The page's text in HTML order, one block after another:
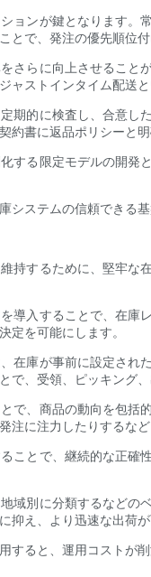
ョンが鍵となります
で、発注の優先順位
さらに向上させるこ
ストインタイム配送
期的に検査し、合意
書に返品ポリシーと
する限定モデルの開
ステムの信頼できる
持するために、堅牢
導入することで、在
定を可能にします。
在庫が事前に設定さ
、受領、ピッキング
で、商品の動向を包
に注力したりするな
ことで、継続的な正
域別に分類するなど
え、より迅速な出荷が
ると、運用コストが